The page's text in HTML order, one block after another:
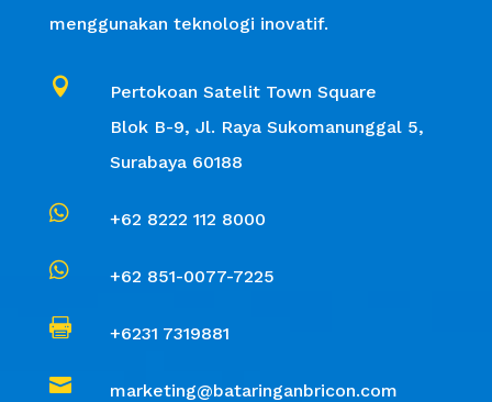
menggunakan teknologi inovatif.

Pertokoan Satelit Town Square
Blok B-9, Jl. Raya Sukomanunggal 5,
Surabaya 60188
 +62 8222 112 8000
 +62 851-0077-7225
 +6231 7319881
 marketing@bataringanbricon.com